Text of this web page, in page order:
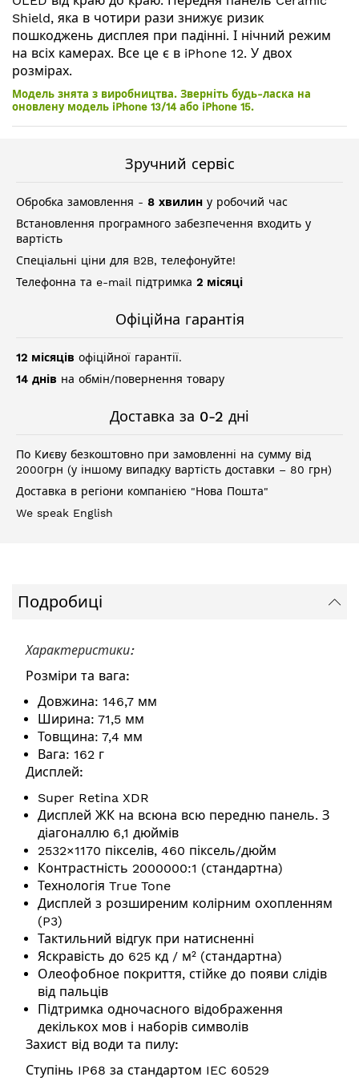
Shield, яка в чотири рази знижує ризик
пошкоджень дисплея при падінні. І нічний режим
на всіх камерах. Все це є в iPhone 12. У двох
розмірах.
Модель знята з виробництва. Зверніть будь-ласка на
оновлену модель iPhone 13/14 або iPhone 15.
Зручний сервіс
Обробка замовлення - 8 хвилин у робочий час
Встановлення програмного забезпечення входить у
вартість
Спеціальні ціни для B2B, телефонуйте!
Телефонна та e-mail підтримка 2 місяці
Офіційна гарантія
12 місяців офіційної гарантії.
14 днів на обмін/повернення товару
Доставка за 0-2 дні
По Києву безкоштовно при замовленні на сумму від
2000грн (у іншому випадку вартість доставки – 80 грн)
Доставка в регіони компанією "Нова Пошта"
We speak English
Подробиці
Характеристики:
Розміри та вага:
Довжина: 146,7 мм
Ширина: 71,5 мм
Товщина: 7,4 мм
Вага: 162 г
Дисплей:
Super Retina XDR
Дисплей ЖК на всюна всю передню панель. З
діагоналлю 6,1 дюймів
2532×1170 пікселів, 460 піксель/дюйм
Контрастність 2000000:1 (стандартна)
Технологія True Tone
Дисплей з розширеним колірним охопленням
(P3)
Тактильний відгук при натисненні
Яскравість до 625 кд / м² (стандартна)
Олеофобное покриття, стійке до появи слідів
від пальців
Підтримка одночасного відображення
декількох мов і наборів символів
Захист від води та пилу:
Ступінь IP68 за стандартом IEC 60529